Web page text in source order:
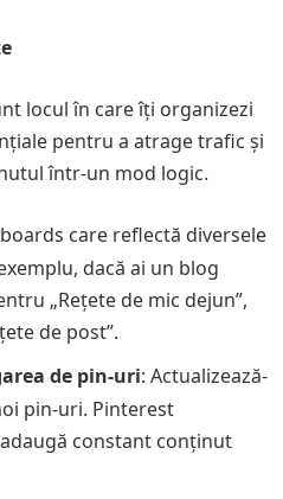
locul în care îți organizezi
pentru a atrage trafic și
într-un mod logic.
care reflectă diversele
dacă ai un blog
„Rețete de mic dejun”,
de post”.
de pin-uri: Actualizează-
pin-uri. Pinterest
constant conținut